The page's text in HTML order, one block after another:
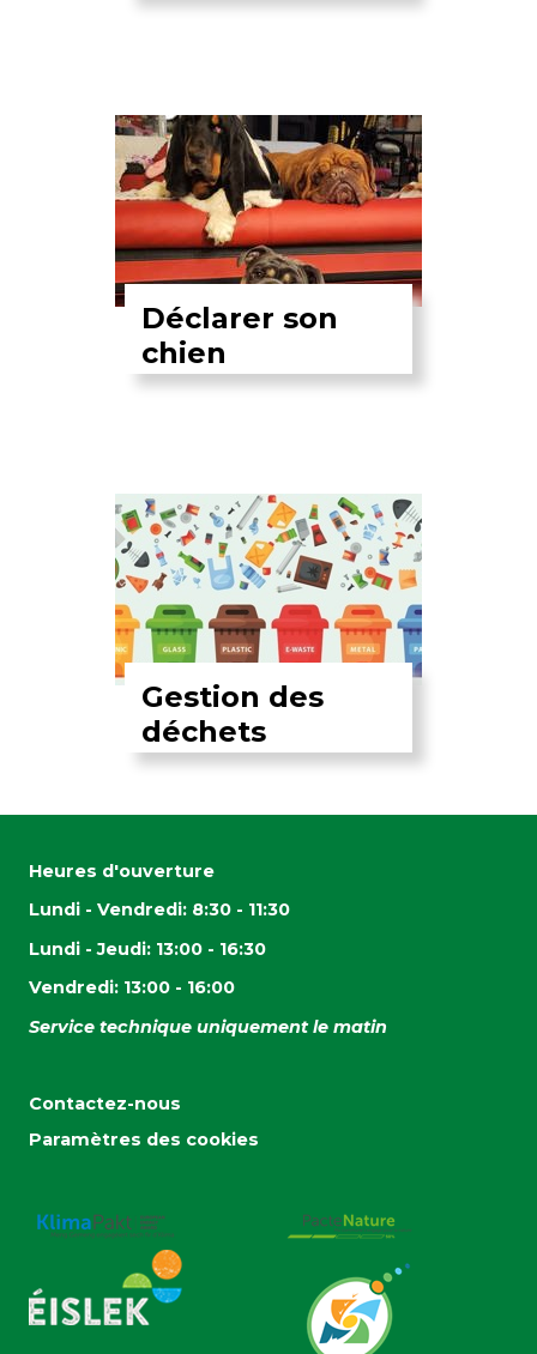
Déclarer son
chien
Gestion des
déchets
Heures d'ouverture
Lundi - Vendredi: 8:30 - 11:30
Lundi - Jeudi: 13:00 - 16:30
Vendredi: 13:00 - 16:00
Service technique uniquement le matin
Contactez-nous
Paramètres des cookies